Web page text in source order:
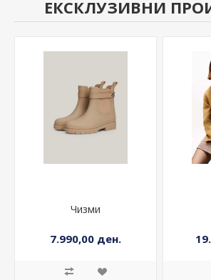
ЕКСКЛУЗИВНИ
Чизми
7.990,00 ден.